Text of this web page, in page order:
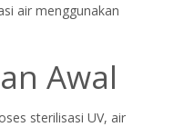
air menggunakan
Awal
sterilisasi UV, air